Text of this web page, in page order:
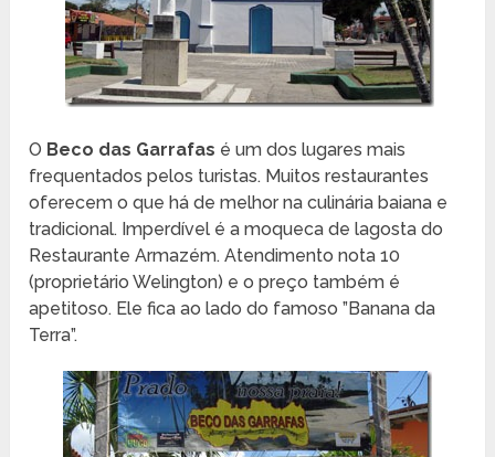
O Beco das Garrafas é um dos lugares mais
frequentados pelos turistas. Muitos restaurantes
oferecem o que há de melhor na culinária baiana e
tradicional. Imperdível é a moqueca de lagosta do
Restaurante Armazém. Atendimento nota 10
(proprietário Welington) e o preço também é
apetitoso. Ele fica ao lado do famoso ”Banana da
Terra”.